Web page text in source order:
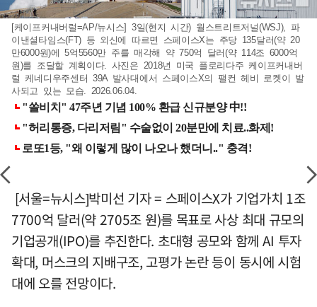
[케이프커내버럴=AP/뉴시스] 3일(현지 시간) 월스트리트저널(WSJ), 파
이낸셜타임스(FT) 등 외신에 따르면 스페이스X는 주당 135달러(약 20
만6000원)에 5억5560만 주를 매각해 약 750억 달러(약 114조 6000억
원)를 조달할 계획이다. 사진은 2018년 미국 플로리다주 케이프커내버
럴 케네디우주센터 39A 발사대에서 스페이스X의 팰컨 헤비 로켓이 발
사되고 있는 모습. 2026.06.04.
[서울=뉴시스]박미선 기자 = 스페이스X가 기업가치 1조
7700억 달러(약 2705조 원)를 목표로 사상 최대 규모의
기업공개(IPO)를 추진한다. 초대형 공모와 함께 AI 투자
확대, 머스크의 지배구조, 고평가 논란 등이 동시에 시험
대에 오를 전망이다.